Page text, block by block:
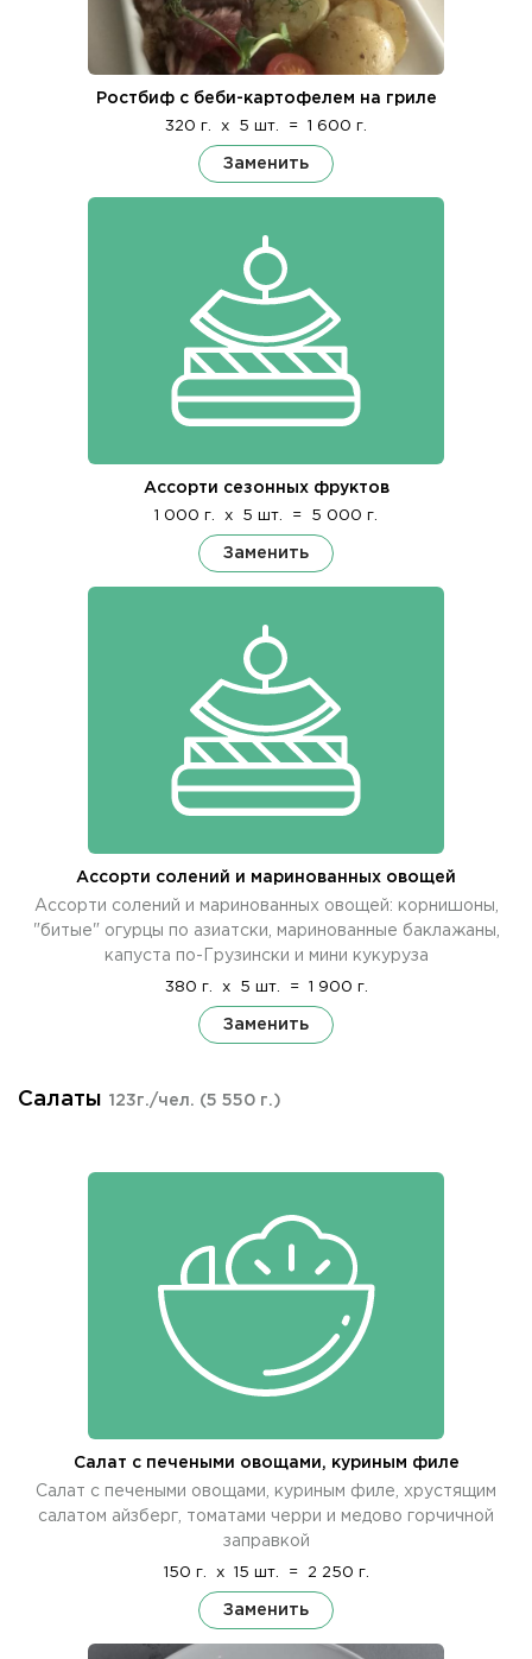
Ростбиф с беби-картофелем на гриле
320 г. x 5 шт. = 1 600 г.
Заменить
Ассорти сезонных фруктов
1 000 г. x 5 шт. = 5 000 г.
Заменить
Ассорти солений и маринованных овощей
Ассорти солений и маринованных овощей: корнишоны,
"битые" огурцы по азиатски, маринованные баклажаны,
капуста по-Грузински и мини кукуруза
380 г. x 5 шт. = 1 900 г.
Заменить
Салаты 123г./чел. (5 550 г.)
Салат с печеными овощами, куриным филе
Салат с печеными овощами, куриным филе, хрустящим
салатом айзберг, томатами черри и медово горчичной
заправкой
150 г. x 15 шт. = 2 250 г.
Заменить